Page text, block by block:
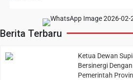
Berita Terbaru
Ketua Dewan
Bersinergi
Pemerintah